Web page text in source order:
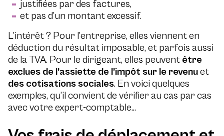
justifiées par des factures,
et pas d’un montant excessif.
L’intérêt ? Pour l’entreprise, elles viennent en
déduction du résultat imposable, et parfois aussi
de la TVA. Pour le dirigeant, elles peuvent être
exclues de l’assiette de l’impôt sur le revenuet
des cotisations sociales. En voici quelques
exemples, qu’il convient de vérifier au cas par cas
avec votre expert-comptable…